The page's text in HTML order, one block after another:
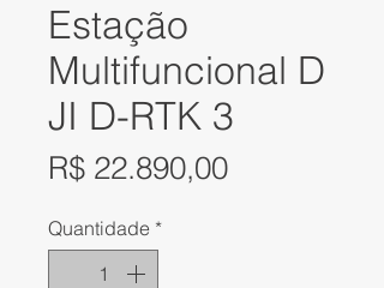
Estação
Multifuncional D
JI D-RTK 3
R$ 22.890,00Preço
Quantidade *